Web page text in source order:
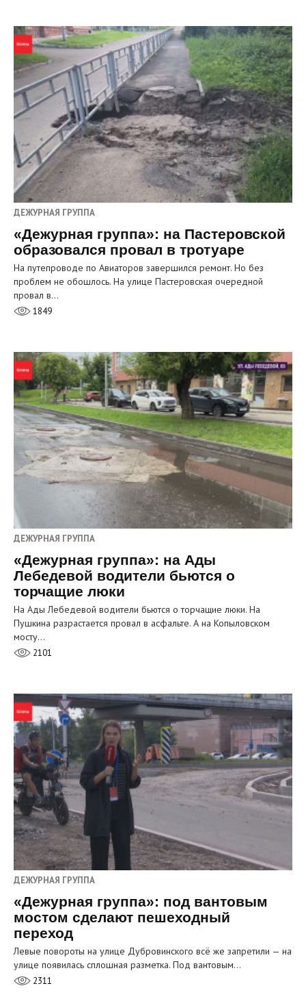
ДЕЖУРНАЯ ГРУППА
«Дежурная группа»: на Пастеровской
образовался провал в тротуаре
На путепроводе по Авиаторов завершился ремонт. Но без
проблем не обошлось. На улице Пастеровская очередной
провал в…
1849
ДЕЖУРНАЯ ГРУППА
«Дежурная группа»: на Ады
Лебедевой водители бьются о
торчащие люки
На Ады Лебедевой водители бьются о торчащие люки. На
Пушкина разрастается провал в асфальте. А на Копыловском
мосту…
2101
ДЕЖУРНАЯ ГРУППА
«Дежурная группа»: под вантовым
мостом сделают пешеходный
переход
Левые повороты на улице Дубровинского всё же запретили — на
улице появилась сплошная разметка. Под вантовым…
2311